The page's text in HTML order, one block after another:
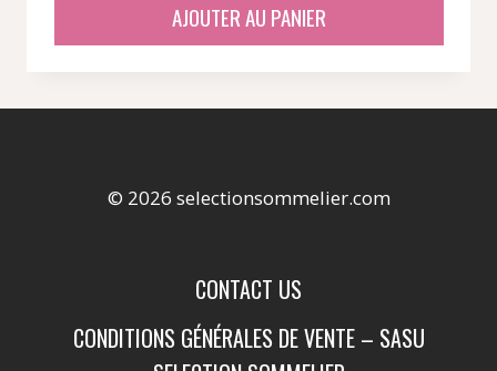
était : est :
AJOUTER AU PANIER
© 2026 selectionsommelier.com
CONTACT US
CONDITIONS GÉNÉRALES DE VENTE – SASU